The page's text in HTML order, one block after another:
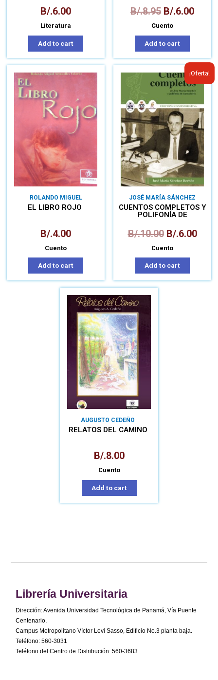
B/.6.00
Literatura
Add to cart
B/.8.95 B/.6.00
Cuento
Add to cart
ROLANDO MIGUEL
ARMUELLES VELARDE
EL LIBRO ROJO
B/.4.00
Cuento
Add to cart
¡Oferta!
JOSÉ MARÍA SÁNCHEZ
CUENTOS COMPLETOS Y
POLIFONÍA DE
B/.10.00 B/.6.00
Cuento
Add to cart
AUGUSTO CEDEÑO
RELATOS DEL CAMINO
B/.8.00
Cuento
Add to cart
Librería Universitaria
Dirección: Avenida Universidad Tecnológica de Panamá, Vía Puente
Centenario,
Campus Metropolitano Víctor Levi Sasso, Edificio No.3 planta baja.
Teléfono: 560-3031
Teléfono del Centro de Distribución: 560-3683